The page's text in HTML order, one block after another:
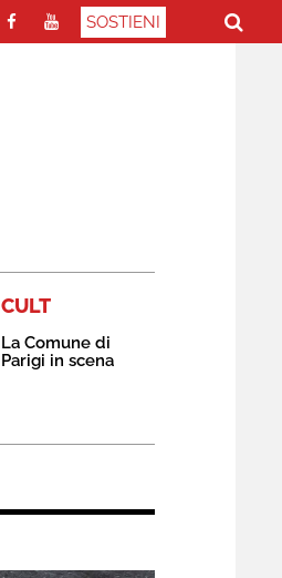
SOSTIENI
CULT
La Comune di
Parigi in scena